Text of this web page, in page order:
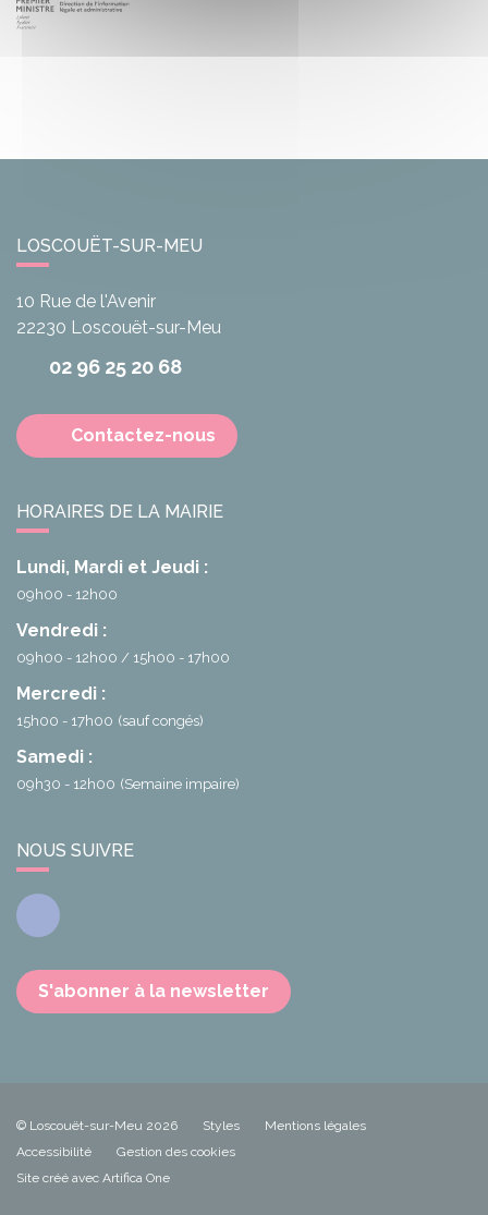
LOSCOUËT-SUR-MEU
10 Rue de l'Avenir
22230 Loscouët-sur-Meu
02 96 25 20 68
Contactez-nous
HORAIRES DE LA MAIRIE
Lundi, Mardi et Jeudi :
09h00 - 12h00
Vendredi :
09h00 - 12h00 15h00 - 17h00
Mercredi :
15h00 - 17h00 (sauf congés)
Samedi :
09h30 - 12h00 (Semaine impaire)
NOUS SUIVRE
Facebook
S'abonner à la newsletter
© Loscouët-sur-Meu 2026 Styles
Mentions légales
Accessibilité
Gestion des cookies
Site créé avec Artifica One